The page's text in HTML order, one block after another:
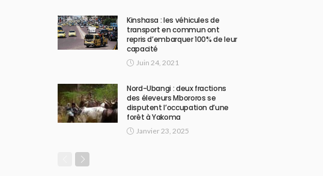
Kinshasa : les véhicules de
transport en commun ont
repris d’embarquer 100% de leur
capacité
Juin 24, 2021
Nord-Ubangi : deux fractions
des éleveurs Mbororos se
disputent l’occupation d’une
forêt à Yakoma
Janvier 23, 2025